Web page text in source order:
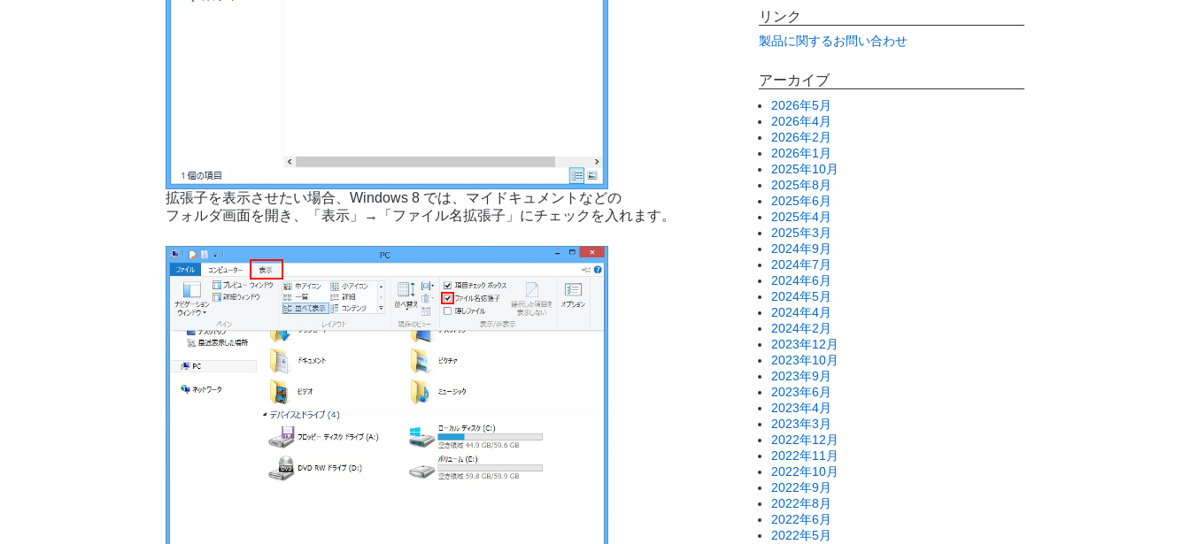
拡張子を表示させたい場合、Windows 8 では、マイドキュメントなどの
フォルダ画面を開き、「表示」→「ファイル名拡張子」にチェックを入れます。
リンク
製品に関するお問い合わせ
アーカイブ
2026年5月
2026年4月
2026年2月
2026年1月
2025年10月
2025年8月
2025年6月
2025年4月
2025年3月
2024年9月
2024年7月
2024年6月
2024年5月
2024年4月
2024年2月
2023年12月
2023年10月
2023年9月
2023年6月
2023年4月
2023年3月
2022年12月
2022年11月
2022年10月
2022年9月
2022年8月
2022年6月
2022年5月